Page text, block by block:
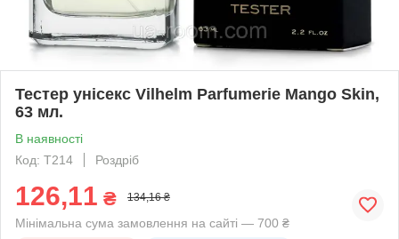
Тестер унісекс Vilhelm Parfumerie Mango Skin,
63 мл.
В наявності
Код: T214
Роздріб
126,11 ₴ 134,16 ₴
Мінімальна сума замовлення на сайті — 700 ₴